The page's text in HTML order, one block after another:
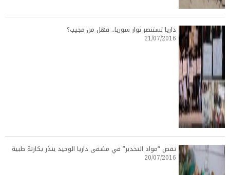
داريا تستنصر ثوار سوريا.. فهل من مجيب؟
21/07/2016
نقص “مواد التخدير” في مشفى داريا الوحيد ينذر بكارثة طبية
20/07/2016